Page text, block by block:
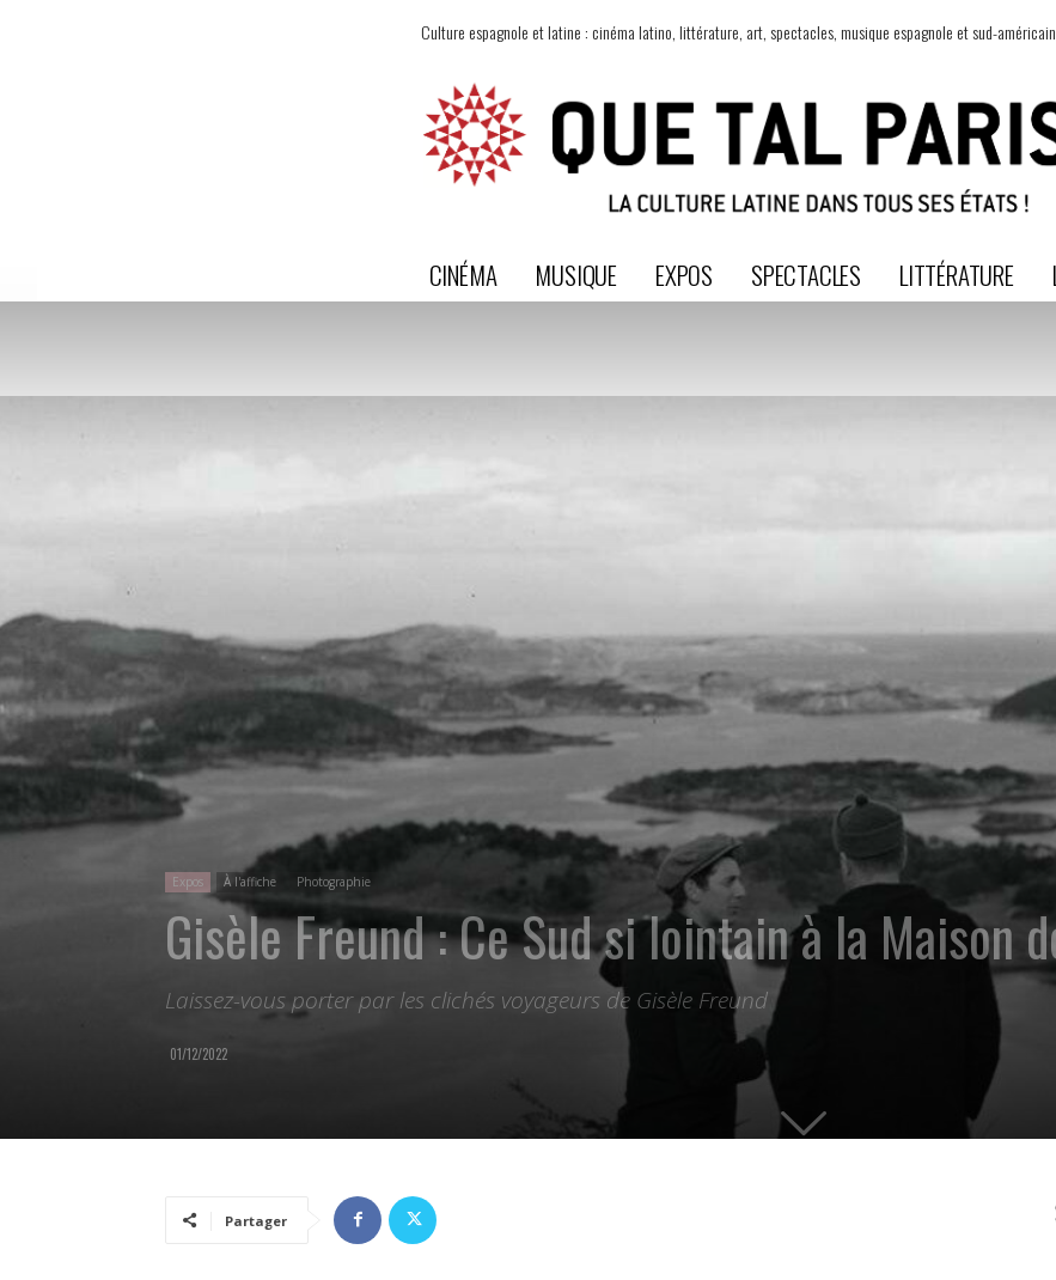
Culture espagnole et latine : cinéma latino, littérature, art, spectacles, musique espagnole et sud-
CINÉMA MUSIQUE EXPOS SPECTACLES LITTÉRATURE
Expos À l'affiche Photographie
Gisèle Freund : Ce Sud si lointain à la Maison
Laissez-vous porter par les clichés voyageurs de Gisèle Freund
01/12/2022
Partager